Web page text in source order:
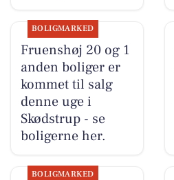
BOLIGMARKED
Fruenshøj 20 og 1
anden boliger er
kommet til salg
denne uge i
Skødstrup - se
boligerne her.
BOLIGMARKED